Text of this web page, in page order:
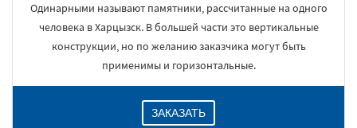
Одинарными называют памятники, рассчитанные на одного
человека в Харцызск. В большей части это вертикальные
конструкции, но по желанию заказчика могут быть
применимы и горизонтальные.
ЗАКАЗАТЬ